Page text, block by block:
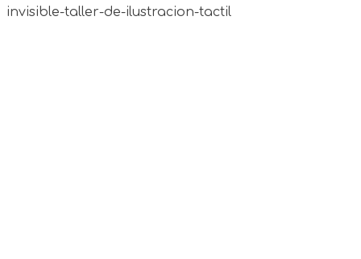
invisible-taller-de-ilustracion-tactil